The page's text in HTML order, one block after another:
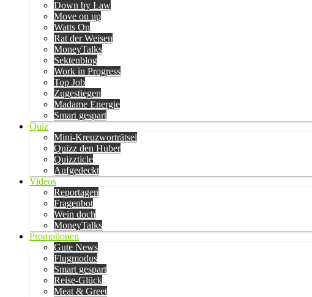
Down by Law
Move on up
Watts On
Rat der Weisen
MoneyTalks
Sektenblog
Work in Progress
Top Job
Zugestiegen
Madame Energie
Smart gespart
Quiz
Mini-Kreuzworträtsel
Quizz den Huber
Quizzticle
Aufgedeckt
Videos
Reportagen
Fragenbot
Wein doch
MoneyTalks
Promotionen
Gute News
Flugmodus
Smart gespart
Reise-Glück
Meat & Greet